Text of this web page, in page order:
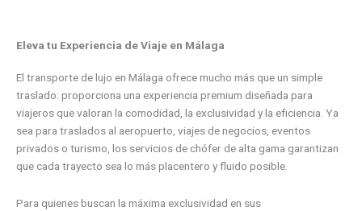
Eleva tu Experiencia de Viaje en Málaga
El transporte de lujo en Málaga ofrece mucho más que un simple
traslado: proporciona una experiencia premium diseñada para
viajeros que valoran la comodidad, la exclusividad y la eficiencia. Ya
sea para traslados al aeropuerto, viajes de negocios, eventos
privados o turismo, los servicios de chófer de alta gama garantizan
que cada trayecto sea lo más placentero y fluido posible.
Para quienes buscan la máxima exclusividad en sus